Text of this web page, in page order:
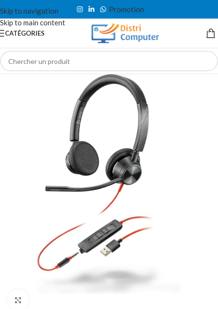
Skip to navigation
Skip to main content
Promotion
CATÉGORIES